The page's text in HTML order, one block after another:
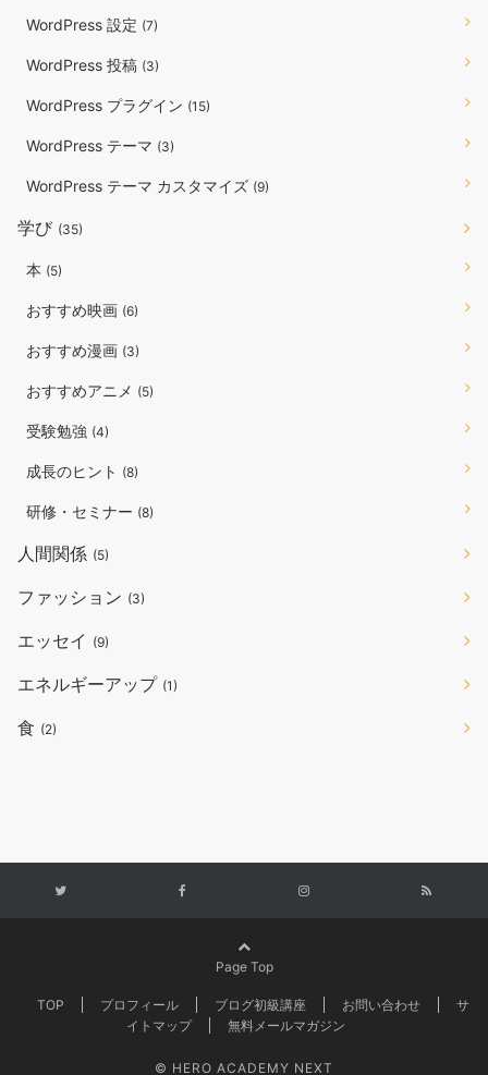
WordPress 設定 (7)
WordPress 投稿 (3)
WordPress プラグイン (15)
WordPress テーマ (3)
WordPress テーマ カスタマイズ (9)
学び (35)
本 (5)
おすすめ映画 (6)
おすすめ漫画 (3)
おすすめアニメ (5)
受験勉強 (4)
成長のヒント (8)
研修・セミナー (8)
人間関係 (5)
ファッション (3)
エッセイ (9)
エネルギーアップ (1)
食 (2)
Page Top
TOP プロフィール ブログ初級講座 お問い合わせ
サ
イトマップ
無料メールマガジン
© HERO ACADEMY NEXT